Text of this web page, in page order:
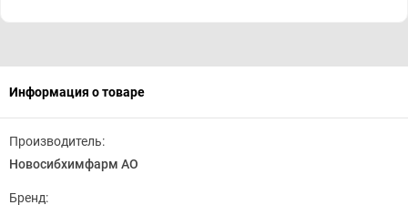
Информация о товаре
Производитель:
Новосибхимфарм АО
Бренд: